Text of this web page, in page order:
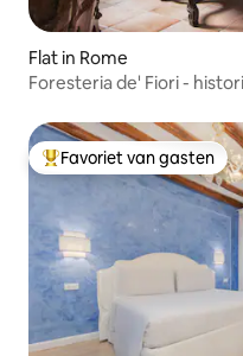
Flat in Rome
Foresteria de' Fiori -
Topfavoriet van gasten
Favoriet van gasten